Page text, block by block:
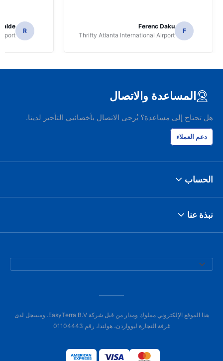
F
Ferenc Daku
Thrifty Atlanta International Airport
R
المساعدة والاتصال
هل تحتاج إلى مساعدة؟ يُرجى الاتصال بأخصائيي التأجير لدينا.
دعم العملاء
الحساب
نبذة عنا
هذا الموقع الإلكتروني مملوك ومدار من قبل شركة EasyTerra B.V. ومسجل لدى
غرفة التجارة ليوواردن، هولندا، رقم 01104443